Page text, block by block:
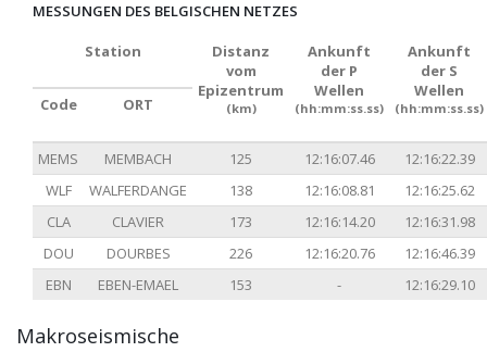
MESSUNGEN DES BELGISCHEN NETZES
Station
Distanz
vom
Epizentrum
(km)
Ankunft
der P
Wellen
(hh:mm:ss.ss)
Ankunft
der S
Wellen
(hh:mm:ss.ss)
Code ORT
MEMS MEMBACH 125 12:16:07.46
12:16:22.39
WLF
WALFERDANGE 138 12:16:08.81
12:16:25.62
CLA
CLAVIER 173 12:16:14.20
12:16:31.98
DOU
DOURBES 226 12:16:20.76
12:16:46.39
EBN
EBEN-EMAEL 153 - 12:16:29.10
Makroseismische